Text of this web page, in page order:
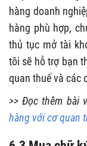
hàng doanh
hàng phù hợp,
thủ tục mở tài
tôi sẽ hỗ trợ bạn
quan thuế và các
>> Đọc thêm bài
hàng với cơ quan